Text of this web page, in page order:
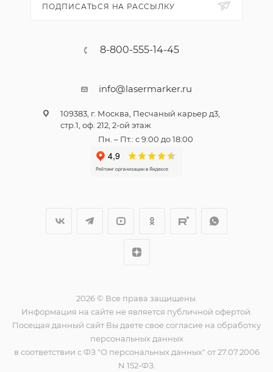
ПОДПИСАТЬСЯ НА РАССЫЛКУ
8-800-555-14-45
info@lasermarker.ru
109383, г. Москва, Песчаный карьер д3,
стр.1, оф. 212, 2-ой этаж
Пн. – Пт.: с 9:00 до 18:00
2026 © Все права защищены.
Информация на сайте не является публичной офертой.
Посещая данный сайт Вы даете свое согласие на обработку
персональных данных
в соответствии с ФЗ "О персональных данных" от 27.07.2006
N 152-ФЗ.